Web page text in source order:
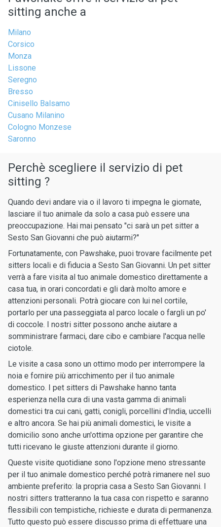
sitting anche a
Milano
Corsico
Monza
Lissone
Seregno
Bresso
Cinisello Balsamo
Cusano Milanino
Cologno Monzese
Saronno
Perchè scegliere il servizio di pet
sitting ?
Quando devi andare via o il lavoro ti impegna le giornate,
lasciare il tuo animale da solo a casa può essere una
preoccupazione. Hai mai pensato "ci sarà un pet sitter a
Sesto San Giovanni che può aiutarmi?"
Fortunatamente, con Pawshake, puoi trovare facilmente pet
sitters locali e di fiducia a Sesto San Giovanni. Un pet sitter
verrà a fare visita al tuo animale domestico direttamente a
casa tua, in orari concordati e gli darà molto amore e
attenzioni personali. Potrà giocare con lui nel cortile,
portarlo per una passeggiata al parco locale o fargli un po'
di coccole. I nostri sitter possono anche aiutare a
somministrare farmaci, dare cibo e cambiare l'acqua nelle
ciotole.
Le visite a casa sono un ottimo modo per interrompere la
noia e fornire più arricchimento per il tuo animale
domestico. I pet sitters di Pawshake hanno tanta
esperienza nella cura di una vasta gamma di animali
domestici tra cui cani, gatti, conigli, porcellini d'India, uccelli
e altro ancora. Se hai più animali domestici, le visite a
domicilio sono anche un'ottima opzione per garantire che
tutti ricevano le giuste attenzioni durante il giorno.
Queste visite quotidiane sono l'opzione meno stressante
per il tuo animale domestico perché potrà rimanere nel suo
ambiente preferito: la propria casa a Sesto San Giovanni. I
nostri sitters tratteranno la tua casa con rispetto e saranno
flessibili con tempistiche, richieste e durata di permanenza.
Tutto questo può essere discusso prima di effettuare una